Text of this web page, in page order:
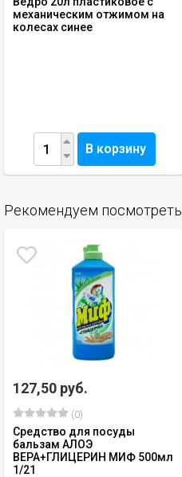
механическим отжимом на
колесах синее
В корзину
Рекомендуем посмотреть
127,50 руб.
(0)
Средство для посуды
бальзам АЛОЭ
ВЕРА+ГЛИЦЕРИН МИФ 500мл
1/21